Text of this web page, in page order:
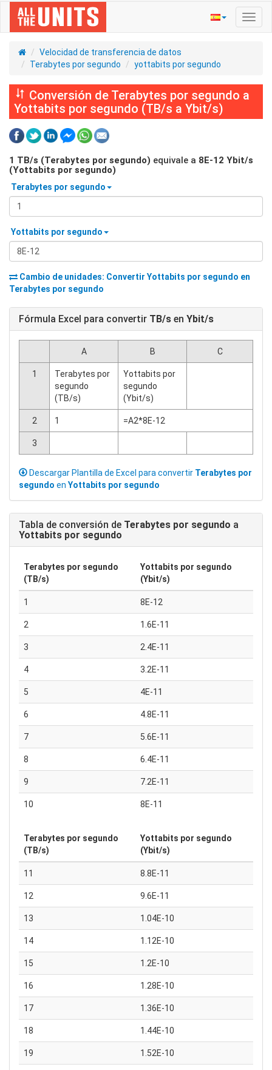
Velocidad de transferencia de datos
Terabytes por segundo
yottabits por segundo
Conversión de Terabytes por segundo a
Yottabits por segundo (TB/s a Ybit/s)
1 TB/s (Terabytes por segundo) equivale a 8E-12 Ybit/s
(Yottabits por segundo)
Terabytes por segundo
Yottabits por segundo
Cambio de unidades: Convertir Yottabits por segundo en
Terabytes por segundo
Fórmula Excel para convertir TB/s en Ybit/s
A B C
1
Terabytes por
segundo
(TB/s)
Yottabits por
segundo
(Ybit/s)
2 1 =A2*8E-12
3
Descargar Plantilla de Excel para convertir Terabytes por
segundo en Yottabits por segundo
Tabla de conversión de Terabytes por segundo a
Yottabits por segundo
Terabytes por segundo
(TB/s)
Yottabits por segundo
(Ybit/s)
1 8E-12
2 1.6E-11
3 2.4E-11
4 3.2E-11
5 4E-11
6 4.8E-11
7 5.6E-11
8 6.4E-11
9 7.2E-11
10 8E-11
Terabytes por segundo
(TB/s)
Yottabits por segundo
(Ybit/s)
11 8.8E-11
12 9.6E-11
13 1.04E-10
14 1.12E-10
15 1.2E-10
16 1.28E-10
17 1.36E-10
18 1.44E-10
19 1.52E-10